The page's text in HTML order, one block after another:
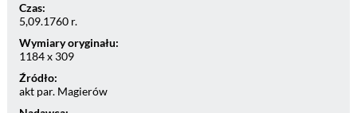
Czas:
5,09.1760 r.
Wymiary oryginału:
1184 x 309
Źródło:
akt par. Magierów